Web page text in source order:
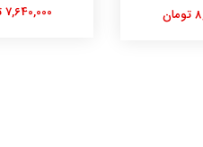
7,640,000 تومان